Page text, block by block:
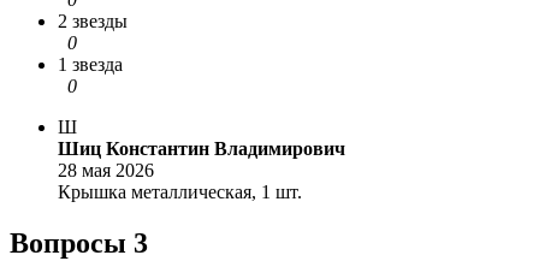
2 звезды
0
1 звезда
0
Ш
Шиц Константин Владимирович
28 мая 2026
Крышка металлическая, 1 шт.
Вопросы 3